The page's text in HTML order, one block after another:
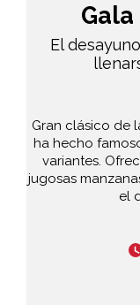
Gala
El
Gran clásico de
ha hecho
variantes.
jugosas
el